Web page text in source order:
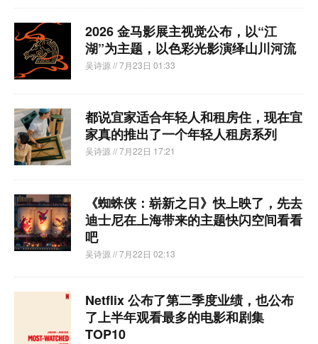
2026 金马影展主视觉公布，以“江
湖”为主题，以色彩光影演绎山川河流
吴诗源 // 7月23日 01:33
都说宜家适合年轻人和租房住，现在宜
家真的推出了一个年轻人租房系列
吴诗源 // 7月22日 17:21
《蜘蛛侠：崭新之日》快上映了，先去
迪士尼在上海带来的主题快闪空间看看
吧
吴诗源 // 7月22日 02:13
Netflix 公布了第二季度业绩，也公布
了上半年观看最多的电影和剧集
TOP10